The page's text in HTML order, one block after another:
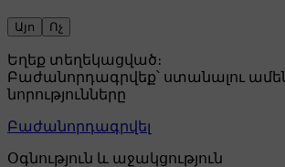
Այո Ոչ